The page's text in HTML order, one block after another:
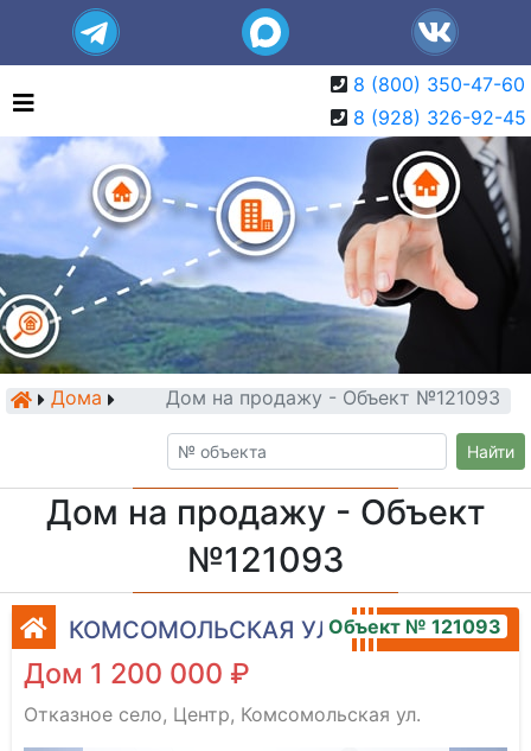
8 (800) 350-47-60
8 (928) 326-92-45
Дома Дом на продажу - Объект №121093
Найти
Дом на продажу - Объект
№121093
КОМСОМОЛЬСКАЯ УЛ.Объект № 121093
Дом 1 200 000 ₽
Отказное село, Центр, Комсомольская ул.